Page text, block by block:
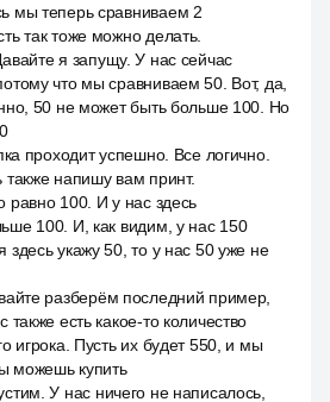
мы теперь сравниваем 2
так тоже можно делать.
я запущу. У нас сейчас
что мы сравниваем 50. Вот, да,
50 не может быть больше 100. Но
проходит успешно. Все логично.
также напишу вам принт.
равно 100. И у нас здесь
100. И, как видим, у нас 150
укажу 50, то у нас 50 уже не
разберём последний пример,
также есть какое-то количество
игрока. Пусть их будет 550, и мы
можешь купить
У нас ничего не написалось,